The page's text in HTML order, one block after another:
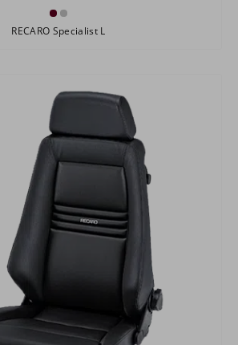
RECARO Specialist L